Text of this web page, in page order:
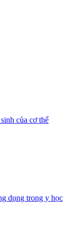
của cơ thể
dụng trong y học